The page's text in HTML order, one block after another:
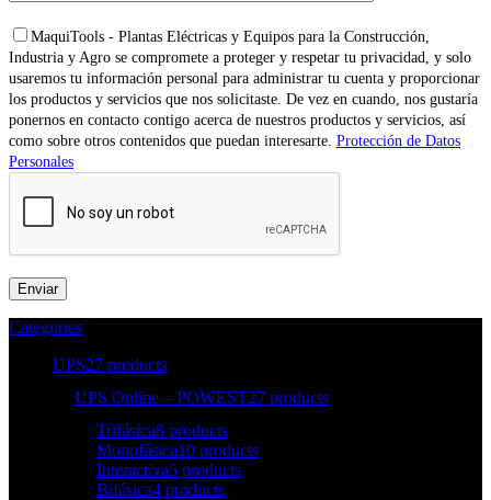
MaquiTools - Plantas Eléctricas y Equipos para la Construcción,
Industria y Agro se compromete a proteger y respetar tu privacidad, y solo
usaremos tu información personal para administrar tu cuenta y proporcionar
los productos y servicios que nos solicitaste. De vez en cuando, nos gustaría
ponernos en contacto contigo acerca de nuestros productos y servicios, así
como sobre otros contenidos que puedan interesarte. Protección de Datos
Personales
Categories
UPS27 products
UPS Online – POWEST27 products
Trifásica8 products
Monofásica10 products
Interactiva5 products
Bifásica4 products